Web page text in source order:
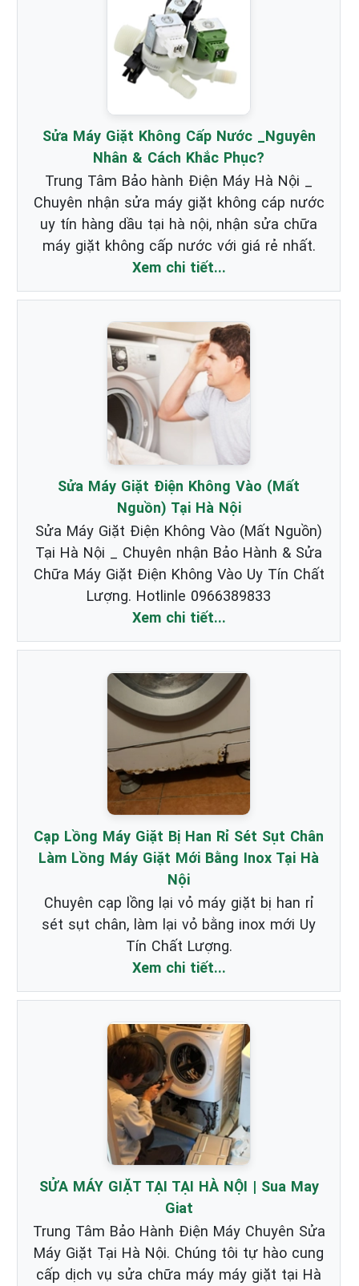
Sửa Máy Giặt Không Cấp Nước _Nguyên
Nhân & Cách Khắc Phục?
Trung Tâm Bảo hành Điện Máy Hà Nội _
Chuyên nhận sửa máy giặt không cáp nước
uy tín hàng dầu tại hà nội, nhận sửa chữa
máy giặt không cấp nước với giá rẻ nhất.
Xem chi tiết...
Sửa Máy Giặt Điện Không Vào (Mất
Nguồn) Tại Hà Nội
Sửa Máy Giặt Điện Không Vào (Mất Nguồn)
Tại Hà Nội _ Chuyên nhận Bảo Hành & Sửa
Chữa Máy Giặt Điện Không Vào Uy Tín Chất
Lượng. Hotlinle 0966389833
Xem chi tiết...
Cạp Lồng Máy Giặt Bị Han Rỉ Sét Sụt Chân
Làm Lồng Máy Giặt Mới Bằng Inox Tại Hà
Nội
Chuyên cạp lồng lại vỏ máy giặt bị han rỉ
sét sụt chân, làm lại vỏ bằng inox mới Uy
Tín Chất Lượng.
Xem chi tiết...
SỬA MÁY GIẶT TẠI TẠI HÀ NỘI | Sua May
Giat
Trung Tâm Bảo Hành Điện Máy Chuyên Sửa
Máy Giặt Tại Hà Nội. Chúng tôi tự hào cung
cấp dịch vụ sửa chữa máy máy giặt tại Hà